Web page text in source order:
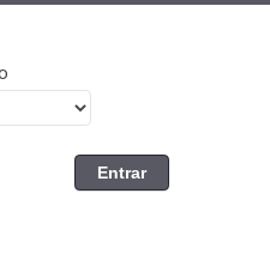
Entrar